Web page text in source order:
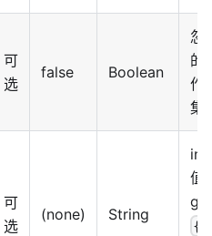
可
选
false Boolean
忽
的
作
集
可
选
(none) String
值